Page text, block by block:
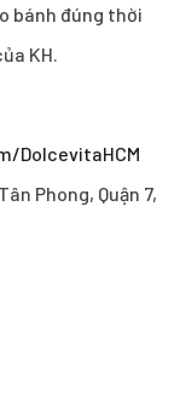
bánh đúng thời
KH.
DolcevitaHCM
Phong, Quận 7,